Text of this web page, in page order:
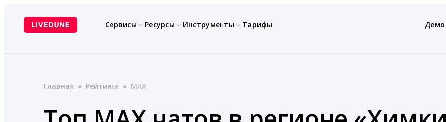
содержимому
Сервисы Ресурсы Инструменты Тарифы Демо
Главная ● Рейтинги ● MAX